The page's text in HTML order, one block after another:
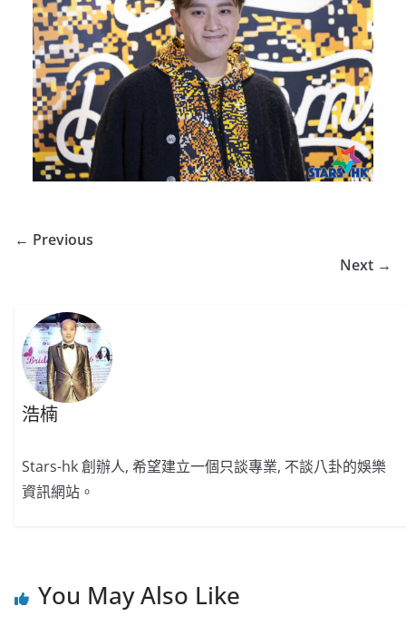
← Previous
Next →
浩楠
Stars-hk 創辦人, 希望建立一個只談專業, 不談八卦的娛樂
資訊網站。
You May Also Like